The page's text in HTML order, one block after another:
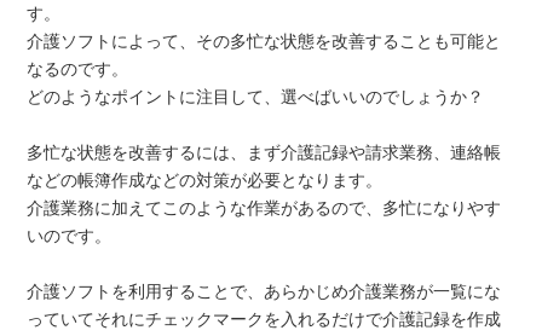
す。
介護ソフトによって、その多忙な状態を改善することも可能と
なるのです。
どのようなポイントに注目して、選べばいいのでしょうか？
多忙な状態を改善するには、まず介護記録や請求業務、連絡帳
などの帳簿作成などの対策が必要となります。
介護業務に加えてこのような作業があるので、多忙になりやす
いのです。
介護ソフトを利用することで、あらかじめ介護業務が一覧にな
っていてそれにチェックマークを入れるだけで介護記録を作成